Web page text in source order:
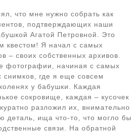
что мне нужно собрать как
подтверждающих наши
Агатой Петровной. Это
квестом! Я начал с самых
– своих собственных архивов.
фотографии, начиная с самых
снимков, где я еще совсем
у бабушки. Каждая
сокровище, каждая – кусочек
разложил их, внимательно
деталь, ища что-то, что могло бы
связи. На обратной